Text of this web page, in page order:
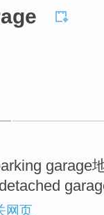
garage
detached
网页